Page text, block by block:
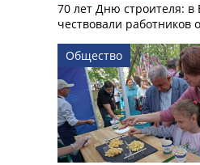
70 лет Дню строителя: в
чествовали работников
Общество